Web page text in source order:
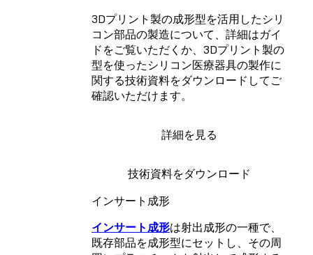
3Dプリント製の成形型を活用したシリ
コン部品の製造について、詳細はガイ
ドをご覧いただくか、3Dプリント製の
型を使ったシリコン医療器具の製作に
関する技術資料をダウンロードしてご
確認いただけます。
詳細を見る
技術資料をダウンロード
インサート成形
インサート成形は射出成形の一種で、
既存部品を成形型にセットし、その周